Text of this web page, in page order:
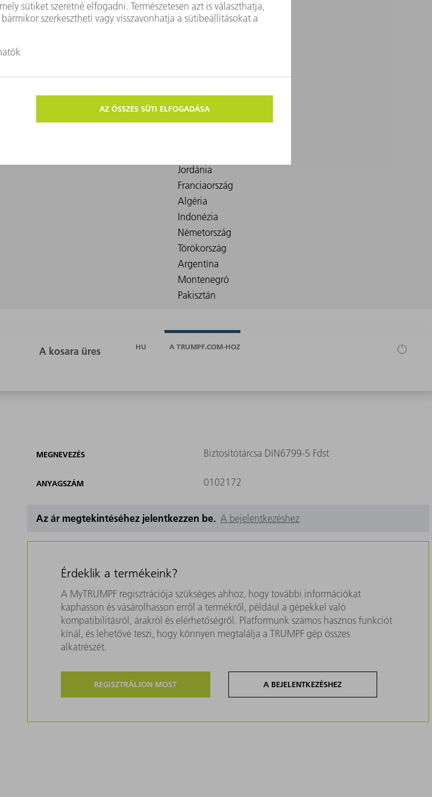
HU A TRUMPF.COM-HOZ
MEGNEVEZÉS Biztosítótárcsa DIN6799-5 Fdst
ANYAGSZÁM 0102172
Az ár megtekintéséhez jelentkezzen be. A bejelentkezéshez
Érdeklik a termékeink?
A MyTRUMPF regisztrációja szükséges ahhoz, hogy további információkat
kaphasson és vásárolhasson erről a termékről, például a gépekkel való
kompatibilitásról, árakról és elérhetőségről. Platformunk számos hasznos funkciót
kínál, és lehetővé teszi, hogy könnyen megtalálja a TRUMPF gép összes
alkatrészét.
REGISZTRÁLJON MOST A BEJELENTKEZÉSHEZ